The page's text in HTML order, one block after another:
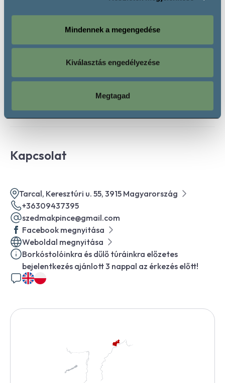
Mindennek a megengedése
Kiválasztás engedélyezése
Megtagad
11:00 - 17:00
Szerda:11:00 - 17:00
11:00 - 17:00
Szombat:11:00 - 17:00
11:00 - 17:00
Kapcsolat
Tarcal, Keresztúri u. 55, 3915 Magyarország
+36309437395
szedmakpince@gmail.com
Facebook megnyitása
Weboldal megnyitása
Borkóstolóinkra és dűlő túráinkra előzetes
bejelentkezés ajánlott 3 nappal az érkezés előtt!